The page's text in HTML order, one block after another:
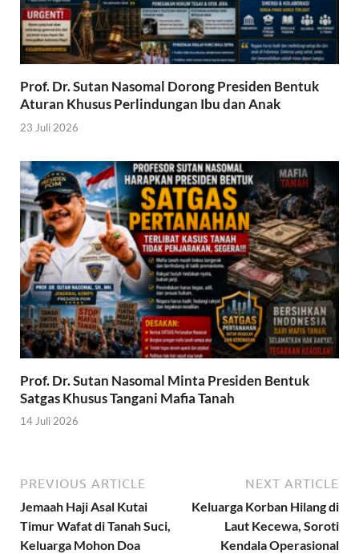
Prof. Dr. Sutan Nasomal Dorong Presiden Bentuk
Aturan Khusus Perlindungan Ibu dan Anak
23 Juli 2026
Prof. Dr. Sutan Nasomal Minta Presiden Bentuk
Satgas Khusus Tangani Mafia Tanah
14 Juli 2026
PREVIOUS ARTICLE
Jemaah Haji Asal Kutai
Timur Wafat di Tanah Suci,
Keluarga Mohon Doa
NEXT ARTICLE
Keluarga Korban Hilang di
Laut Kecewa, Soroti
Kendala Operasional